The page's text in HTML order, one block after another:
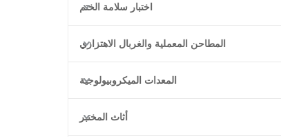
اختبار سلامة الختم
المطاحن المعملية والغربال الاهتزازي
المعدات الميكروبيولوجية
أثاث المختبر